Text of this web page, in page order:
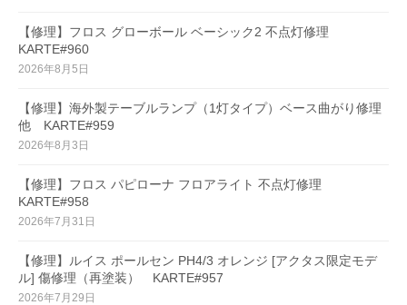
【修理】フロス グローボール ベーシック2 不点灯修理
KARTE#960
2026年8月5日
【修理】海外製テーブルランプ（1灯タイプ）ベース曲がり修理
他 KARTE#959
2026年8月3日
【修理】フロス パピローナ フロアライト 不点灯修理
KARTE#958
2026年7月31日
【修理】ルイス ポールセン PH4/3 オレンジ [アクタス限定モデ
ル] 傷修理（再塗装） KARTE#957
2026年7月29日